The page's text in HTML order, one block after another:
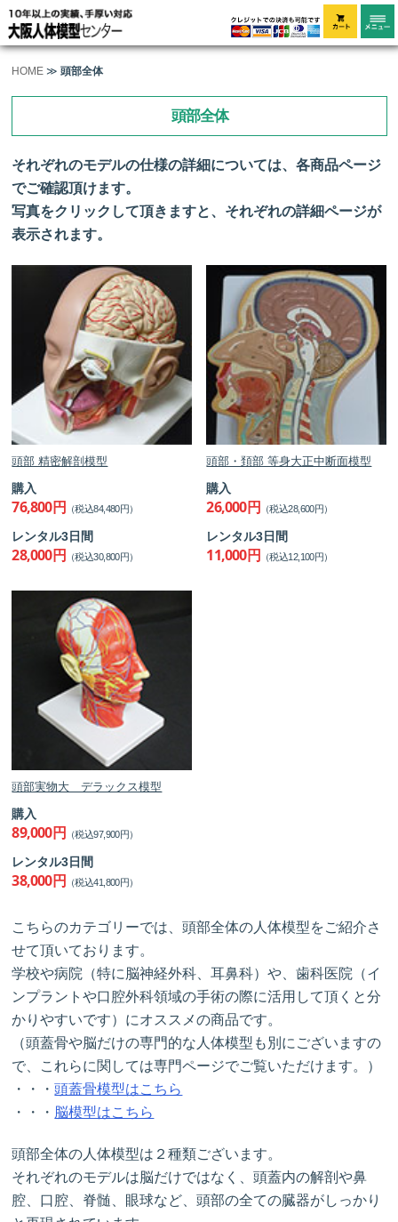
HOME ≫頭部全体
頭部全体
それぞれのモデルの仕様の詳細については、各商品ページ
でご確認頂けます。
写真をクリックして頂きますと、それぞれの詳細ページが
表示されます。
頭部 精密解剖模型
購入
76,800円 （税込84,480円）
レンタル3日間
28,000円 （税込30,800円）
頭部・頚部 等身大正中断面模型
購入
26,000円 （税込28,600円）
レンタル3日間
11,000円 （税込12,100円）
頭部実物大 デラックス模型
購入
89,000円 （税込97,900円）
レンタル3日間
38,000円 （税込41,800円）
こちらのカテゴリーでは、頭部全体の人体模型をご紹介さ
せて頂いております。
学校や病院（特に脳神経外科、耳鼻科）や、歯科医院（イ
ンプラントや口腔外科領域の手術の際に活用して頂くと分
かりやすいです）にオススメの商品です。
（頭蓋骨や脳だけの専門的な人体模型も別にございますの
で、これらに関しては専門ページでご覧いただけます。）
・・・頭蓋骨模型はこちら
・・・ 脳模型はこちら
頭部全体の人体模型は２種類ございます。
それぞれのモデルは脳だけではなく、頭蓋内の解剖や鼻
腔、口腔、脊髄、眼球など、頭部の全ての臓器がしっかり